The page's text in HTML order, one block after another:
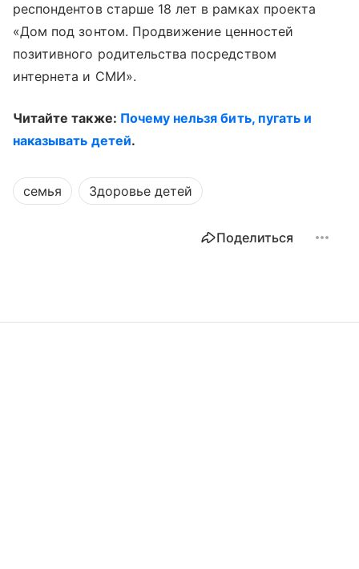
респондентов старше 18 лет в рамках проекта
«Дом под зонтом. Продвижение ценностей
позитивного родительства посредством
интернета и СМИ».
Читайте также: Почему нельзя бить, пугать и
наказывать детей.
семья Здоровье детей
Поделиться